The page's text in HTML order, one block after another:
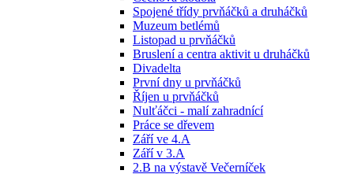
Spojené třídy prvňáčků a druháčků
Muzeum betlémů
Listopad u prvňáčků
Bruslení a centra aktivit u druháčků
Divadelta
První dny u prvňáčků
Říjen u prvňáčků
Nulťáčci - malí zahradnící
Práce se dřevem
Září ve 4.A
Září v 3.A
2.B na výstavě Večerníček